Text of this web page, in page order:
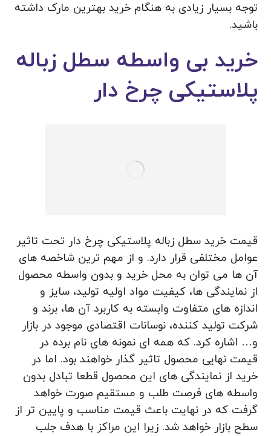
توجه بسیار زیادی به هنگام خرید بهترین مارک داشته
باشید.
خرید بی واسطه سطل زباله
پلاستیکی چرخ دار
قیمت خرید سطل زباله پلاستیکی چرخ دار تحت تاثیر
عوامل مختلفی قرار دارد. و از مهم ترین شاخصه های
آن ها می توان به محل خرید و بدون واسطه محصول
از نمایندگی ها، کیفیت مواد اولیه تولید، سایز و
اندازه های متفاوت وابسته به کاربرد آن ها، برند و
شرکت تولید کننده، نوسانات اقتصادی موجود در بازار
و… اشاره کرد. که همه ای نمونه های نام برده در
قیمت نهایی محصول تاثیر گذار خواهند بود. اما در
خرید از نمایندگی های این محصول قطعا تبادل بدون
واسطه های فرصت طلب و مستقیم صورت خواهد
گرفت که در نهایت باعث قیمت مناسب و پایین تر از
سطح بازار خواهد شد. زیرا این مراکز با هدف جلب